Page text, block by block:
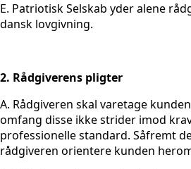
E. Patriotisk Selskab yder alene
dansk lovgivning.
2. Rådgiverens pligter
A. Rådgiveren skal varetage
omfang disse ikke strider imod
professionelle standard. Såfremt
rådgiveren orientere kunden